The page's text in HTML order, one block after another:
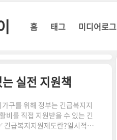
홈 태그 미디어로그
실전 지원책
구를 위해 정부는 긴급복지지
비를 직접 지원받을 수 있는 긴
긴급복지지원제도란?일시적인